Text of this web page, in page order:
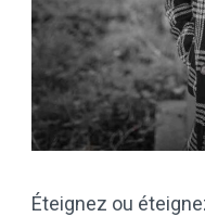
Éteignez ou